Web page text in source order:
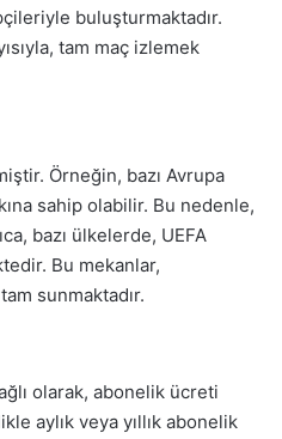
buluşturmaktadır.
tam maç izlemek
Örneğin, bazı Avrupa
sahip olabilir. Bu nedenle,
bazı ülkelerde, UEFA
Bu mekanlar,
sunmaktadır.
olarak, abonelik ücreti
aylık veya yıllık abonelik